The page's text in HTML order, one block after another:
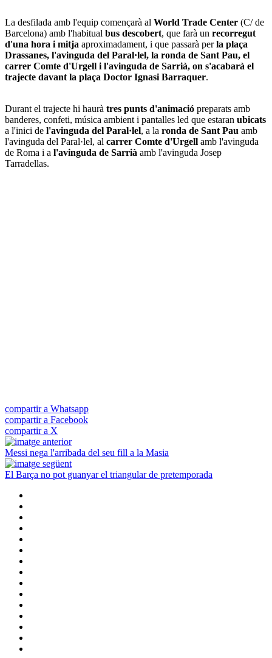
La desfilada amb l'equip començarà al World Trade Center (C/ de
Barcelona) amb l'habitual bus descobert, que farà un recorregut
d'una hora i mitja aproximadament, i que passarà perla plaça
Drassanes, l'avinguda del Paral·lel, la ronda de Sant Pau, el
carrer Comte d'Urgell i l'avinguda de Sarrià, on s'acabarà el
trajecte davant la plaça Doctor Ignasi Barraquer.
Durant el trajecte hi haurà tres punts d'animació preparats amb
banderes, confeti, música ambient i pantalles led que estaran ubicats
a l'inici de l'avinguda del Paral·lel, a la ronda de Sant Pau amb
l'avinguda del Paral·lel, al carrer Comte d'Urgell amb l'avinguda
de Roma i a l'avinguda de Sarrià amb l'avinguda Josep
Tarradellas.
compartir a Whatsapp
compartir a Facebook
compartir a X
Messi nega l'arribada del seu fill a la Masia
El Barça no pot guanyar el triangular de pretemporada